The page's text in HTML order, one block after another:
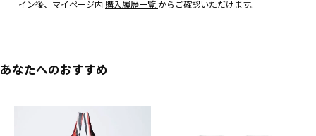
イン後、マイページ内 購入履歴一覧 からご確認いただけます。
あなたへのおすすめ